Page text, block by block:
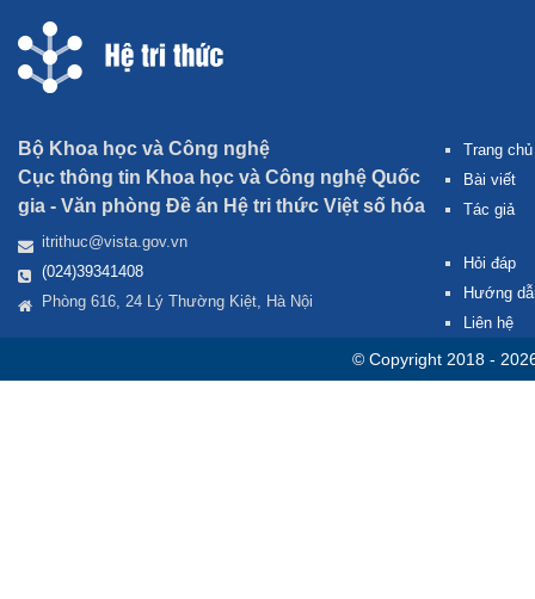
Bộ Khoa học và Công nghệ
Cục thông tin Khoa học và Công nghệ Quốc
gia - Văn phòng Đề án Hệ tri thức Việt số hóa
itrithuc@vista.gov.vn
(024)39341408
Phòng 616, 24 Lý Thường Kiệt, Hà Nội
Trang chủ
Bài viết
Tác giả
Hỏi đáp
Hướng
Liên hệ
© Copyright 2018 -